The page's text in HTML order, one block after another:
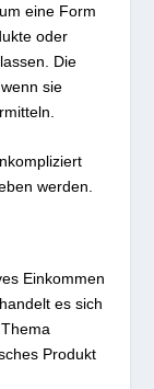
eine Form
oder
Die
sie
werden.
Einkommen
es sich
Produkt